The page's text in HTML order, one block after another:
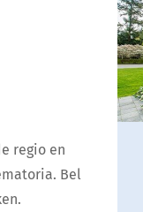
regio en
Bel